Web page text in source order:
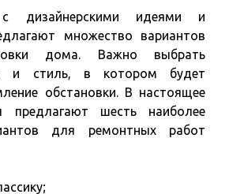
с дизайнерскими идеями и
множество вариантов
дома. Важно выбрать
и стиль, в котором будет
обстановки. В настоящее
предлагают шесть наиболее
для ремонтных работ